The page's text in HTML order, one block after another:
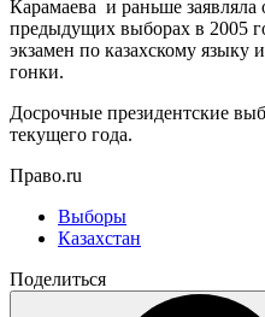
Карамаева и раньше заявляла
предыдущих выборах в 2005
экзамен по казахскому
гонки.
Досрочные президентские
текущего года.
Право.ru
Выборы
Казахстан
Поделиться